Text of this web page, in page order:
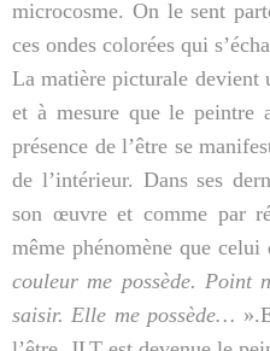
microcosme. On le sent
ces ondes colorées qui
La matière picturale devient
et à mesure que le peintre
présence de l’être se
de l’intérieur. Dans ses
son œuvre et comme par
même phénomène que
couleur me possède. Point
saisir. Elle me possède…